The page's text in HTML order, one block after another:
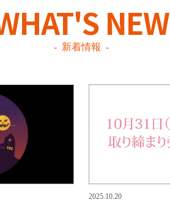
NEW
新着情報
2025.10.20